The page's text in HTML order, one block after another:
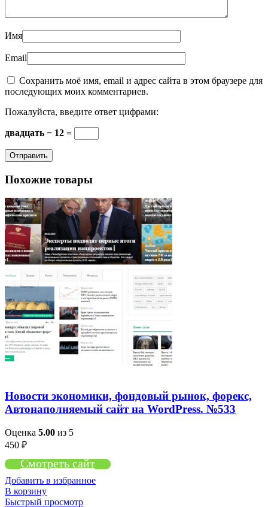
Имя
Email
Сохранить моё имя, email и адрес сайта в этом браузере для
последующих моих комментариев.
Пожалуйста, введите ответ цифрами:
двадцать − 12 =
Похожие товары
Новости экономики, фондовый рынок, форекс,
Автонаполняемый сайт на WordPress. №533
Оценка 5.00 из 5
450 ₽
Смотреть сайт
Добавить в избранное
В корзину
Быстрый просмотр